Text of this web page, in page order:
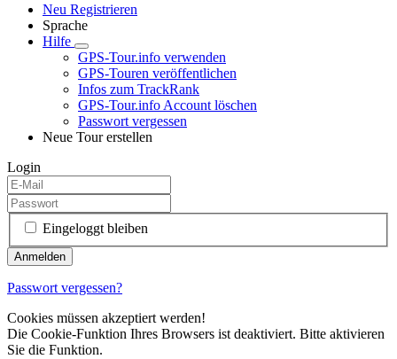
Neu Registrieren
Sprache
Hilfe
GPS-Tour.info verwenden
GPS-Touren veröffentlichen
Infos zum TrackRank
GPS-Tour.info Account löschen
Passwort vergessen
Neue Tour erstellen
Login
Eingeloggt bleiben
Passwort vergessen?
Cookies müssen akzeptiert werden!
Die Cookie-Funktion Ihres Browsers ist deaktiviert. Bitte aktivieren
Sie die Funktion.